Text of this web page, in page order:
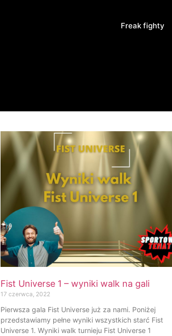
Freak fighty
Fist Universe 1 – wyniki walk na gali
17 czerwca, 2022
Pierwsza gala Fist Universe już za nami. Poniżej
przedstawiamy pełne wyniki wszystkich starć Fist
Universe 1. Wyniki walk turnieju Fist Universe 1